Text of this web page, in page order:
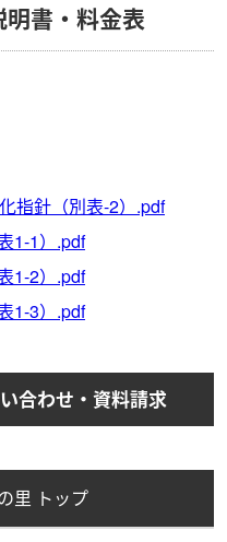
里 トップ
書・料金表
指針（別表-2）.pdf
1-1）.pdf
1-2）.pdf
1-3）.pdf
合わせ・資料請求